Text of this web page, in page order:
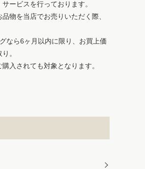
ービスを行っております。
物を当店でお売りいただく際、
なら6ヶ月以内に限り、お買上価
。
入されても対象となります。